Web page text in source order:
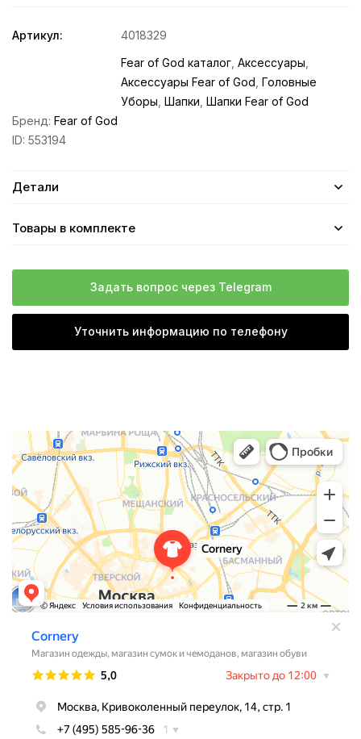
Артикул:
4018329
Fear of God каталог Аксессуары
Аксессуары Fear of God Головные
Уборы Шапки Шапки Fear of God
Бренд: Fear of God
ID: 553194
Детали
Товары в комплекте
Задать вопрос через Telegram
Уточнить информацию по телефону